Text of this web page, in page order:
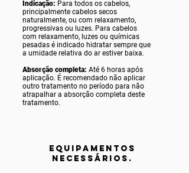
Indicação: Para todos os cabelos,
principalmente cabelos secos
naturalmente, ou com relaxamento,
progressivas ou luzes. Para cabelos
com relaxamento, luzes ou químicas
pesadas é indicado hidratar sempre que
a umidade relativa do ar estiver baixa.
Absorção completa: Até 6 horas após
aplicação. É recomendado não aplicar
outro tratamento no período para não
atrapalhar a absorção completa deste
tratamento.
equipamentos
NECESSÁRIOS.